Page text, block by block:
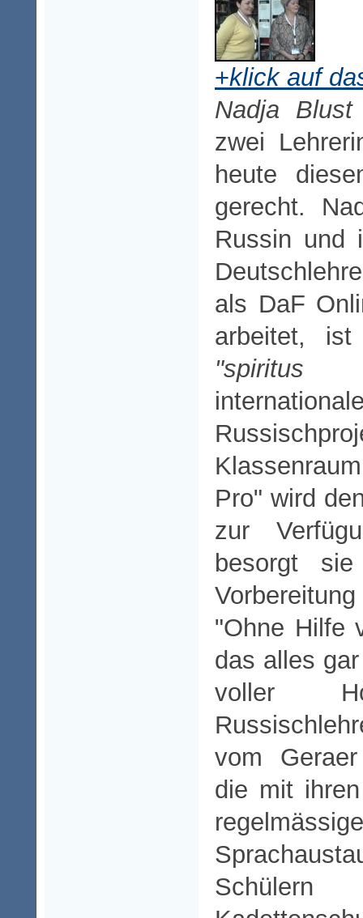
+klick auf
Nadja
zwei
heute
gerecht.
Russin und
als DaF
arbeitet,
"spiritus
Pro" wird
zur
besorgt
"Ohne Hilfe
das alles
voller
vom
die mit
Schülern